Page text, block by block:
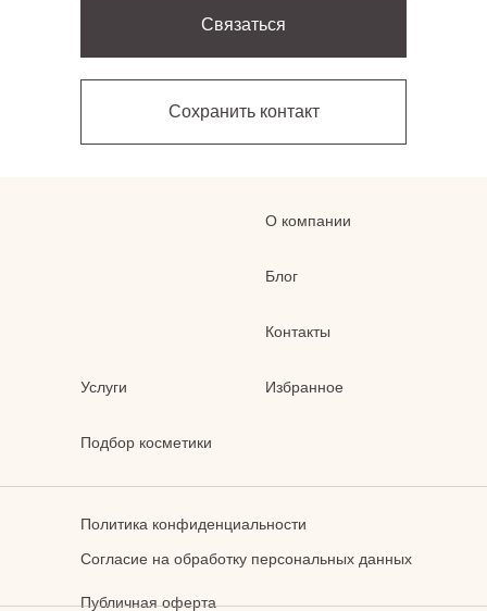
Связаться
Сохранить контакт
Услуги
Подбор косметики
О компании
Блог
Контакты
Избранное
Политика конфиденциальности
Публичная оферта
Согласие на обработку персональных данных